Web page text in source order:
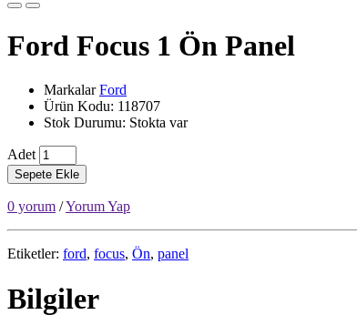
Ford Focus 1 Ön Panel
MarkalarFord
Ürün Kodu: 118707
Stok Durumu: Stokta var
Adet
Sepete Ekle
0 yorum /Yorum Yap
Etiketler: ford, focus, Ön, panel
Bilgiler